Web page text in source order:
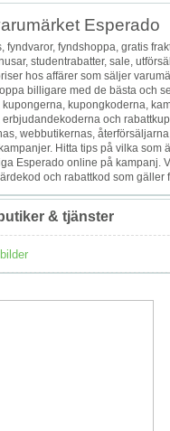
Esperado
fyndvaror, fyndshoppa, gratis
studentrabatter, sale,
hos affärer som säljer
billigare med de bästa och
kupongkoderna,
och
webbutikernas,
Hitta tips på vilka som
Esperado online på kampanj.
och rabattkod som gäller
& tjänster